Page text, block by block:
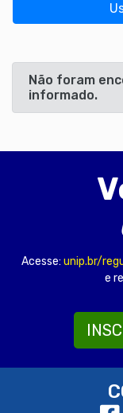
Não foram
informado.
Acesse: unip.br/
e